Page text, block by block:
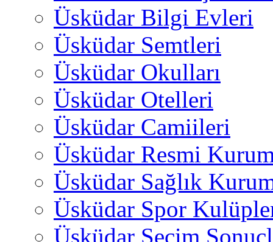
Üsküdar Bilgi Evleri
Üsküdar Semtleri
Üsküdar Okulları
Üsküdar Otelleri
Üsküdar Camiileri
Üsküdar Resmi
Üsküdar Sağlık
Üsküdar Spor
Üsküdar Seçim